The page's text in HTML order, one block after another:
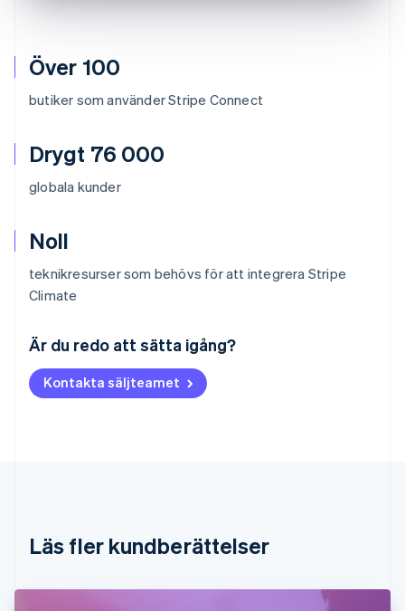
Över 100
butiker som använder Stripe Connect
Drygt 76 000
globala kunder
Noll
teknikresurser som behövs för att integrera Stripe
Climate
Är du redo att sätta igång?
Kontakta säljteamet
Läs fler kundberättelser
Belgien
NederlandsFrançaisDeutsch
Brasilien
PortuguêsEnglish
English